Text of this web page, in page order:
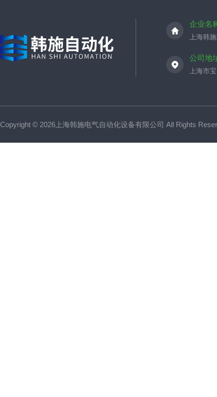
企业名
上海韩
公司地
上海市
Copyright © 2026上海韩施电气自动化设备有限公司 All Rights